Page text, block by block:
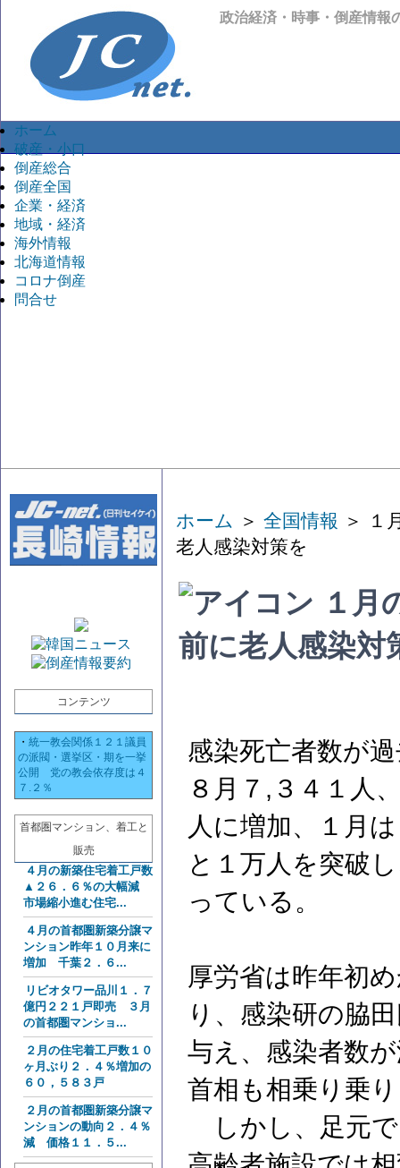
政治経済・時事・倒産情報
ホーム
破産・小口
倒産総合
倒産全国
企業・経済
地域・経済
海外情報
北海道情報
コロナ倒産
問合せ
コンテンツ
・ 統一教会関係１２１議員
の派閥・選挙区・期を一挙
公開 党の教会依存度は４
７.２％
首都圏マンション、着工と
販売
４月の新築住宅着工戸数
▲２６．６％の大幅減
市場縮小進む住宅...
４月の首都圏新築分譲マ
ンション昨年１０月来に
増加 千葉２．６...
リビオタワー品川１．７
億円２２１戸即売 ３月
の首都圏マンショ...
２月の住宅着工戸数１０
ヶ月ぶり２．４％増加の
６０，５８３戸
２月の首都圏新築分譲マ
ンションの動向２．４％
減 価格１１．５...
ホーム ＞ 全国情報 ＞ １
老人感染対策を
１月
前に老人感染対
感染死亡者数が
８月７,３４１人
人に増加、１月
と１万人を突破
っている。
厚労省は昨年初
り、感染研の脇
与え、感染者数
首相も相乗り乗
しかし、足元